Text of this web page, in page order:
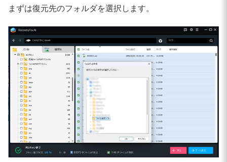
まずは復元先のフォルダを選択します。